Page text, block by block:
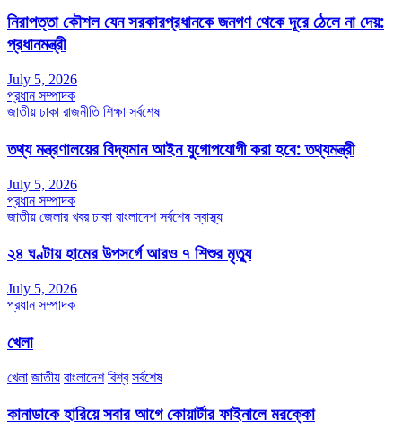
নিরাপত্তা কৌশল যেন সরকারপ্রধানকে জনগণ থেকে দূরে ঠেলে না দেয়:
প্রধানমন্ত্রী
July 5, 2026
প্রধান সম্পাদক
জাতীয় ঢাকা রাজনীতি শিক্ষা সর্বশেষ
তথ্য মন্ত্রণালয়ের বিদ্যমান আইন যুগোপযোগী করা হবে: তথ্যমন্ত্রী
July 5, 2026
প্রধান সম্পাদক
জাতীয় জেলার খবর ঢাকা বাংলাদেশ সর্বশেষ স্বাস্থ্য
২৪ ঘণ্টায় হামের উপসর্গে আরও ৭ শিশুর মৃত্যু
July 5, 2026
প্রধান সম্পাদক
খেলা
খেলা জাতীয় বাংলাদেশ বিশ্ব সর্বশেষ
কানাডাকে হারিয়ে সবার আগে কোয়ার্টার ফাইনালে মরক্কো